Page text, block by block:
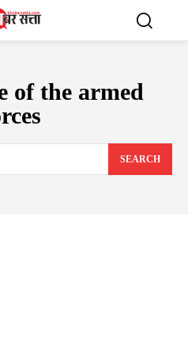
of the armed
SEARCH